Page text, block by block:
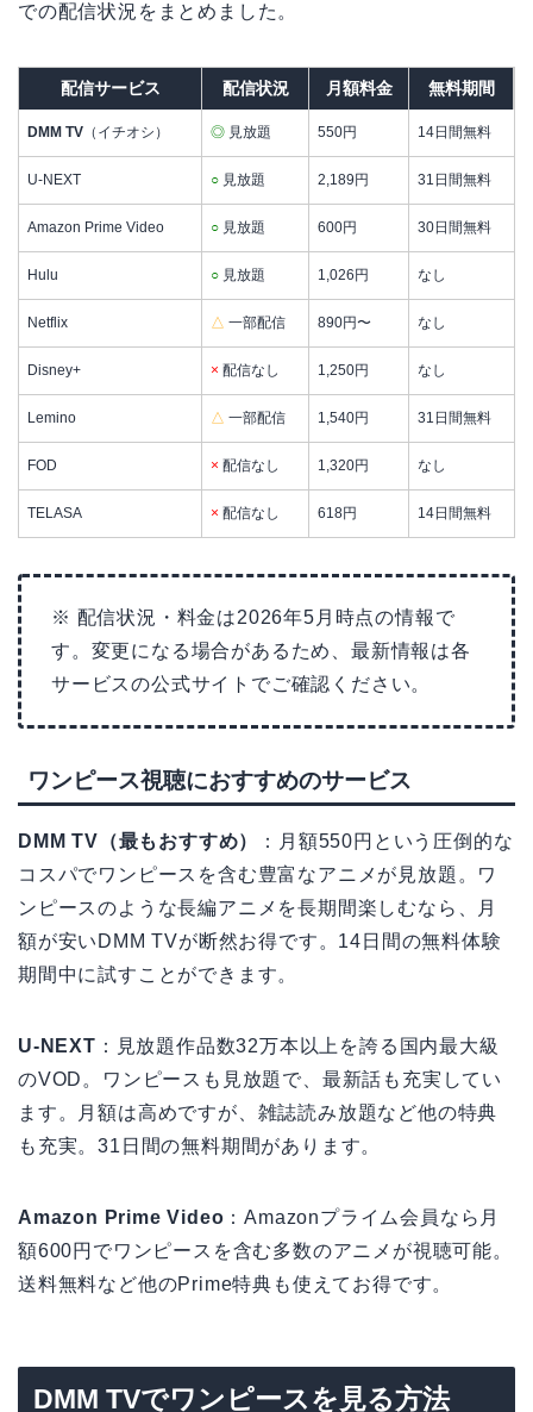
での配信状況をまとめました。
配信サービス 配信状況 月額料金 無料期間
DMM TV （イチオシ） ◎ 見放題 550円 14日間無料
U-NEXT ○ 見放題 2,189円 31日間無料
Amazon Prime Video ○ 見放題 600円 30日間無料
Hulu ○ 見放題 1,026円 なし
Netflix △ 一部配信 890円〜 なし
Disney+ × 配信なし 1,250円 なし
Lemino △ 一部配信 1,540円 31日間無料
FOD × 配信なし 1,320円 なし
TELASA × 配信なし 618円 14日間無料
※ 配信状況・料金は2026年5月時点の情報で
す。変更になる場合があるため、最新情報は各
サービスの公式サイトでご確認ください。
ワンピース視聴におすすめのサービス
DMM TV（最もおすすめ）
：月額550円という圧倒的な
コスパでワンピースを含む豊富なアニメが見放題。ワ
ンピースのような長編アニメを長期間楽しむなら、月
額が安いDMM TVが断然お得です。14日間の無料体験
期間中に試すことができます。
U-NEXT ：見放題作品数32万本以上を誇る国内最大級
のVOD。ワンピースも見放題で、最新話も充実してい
ます。月額は高めですが、雑誌読み放題など他の特典
も充実。31日間の無料期間があります。
Amazon Prime Video ：Amazonプライム会員なら月
額600円でワンピースを含む多数のアニメが視聴可能。
送料無料など他のPrime特典も使えてお得です。
DMM TVでワンピースを見る方法